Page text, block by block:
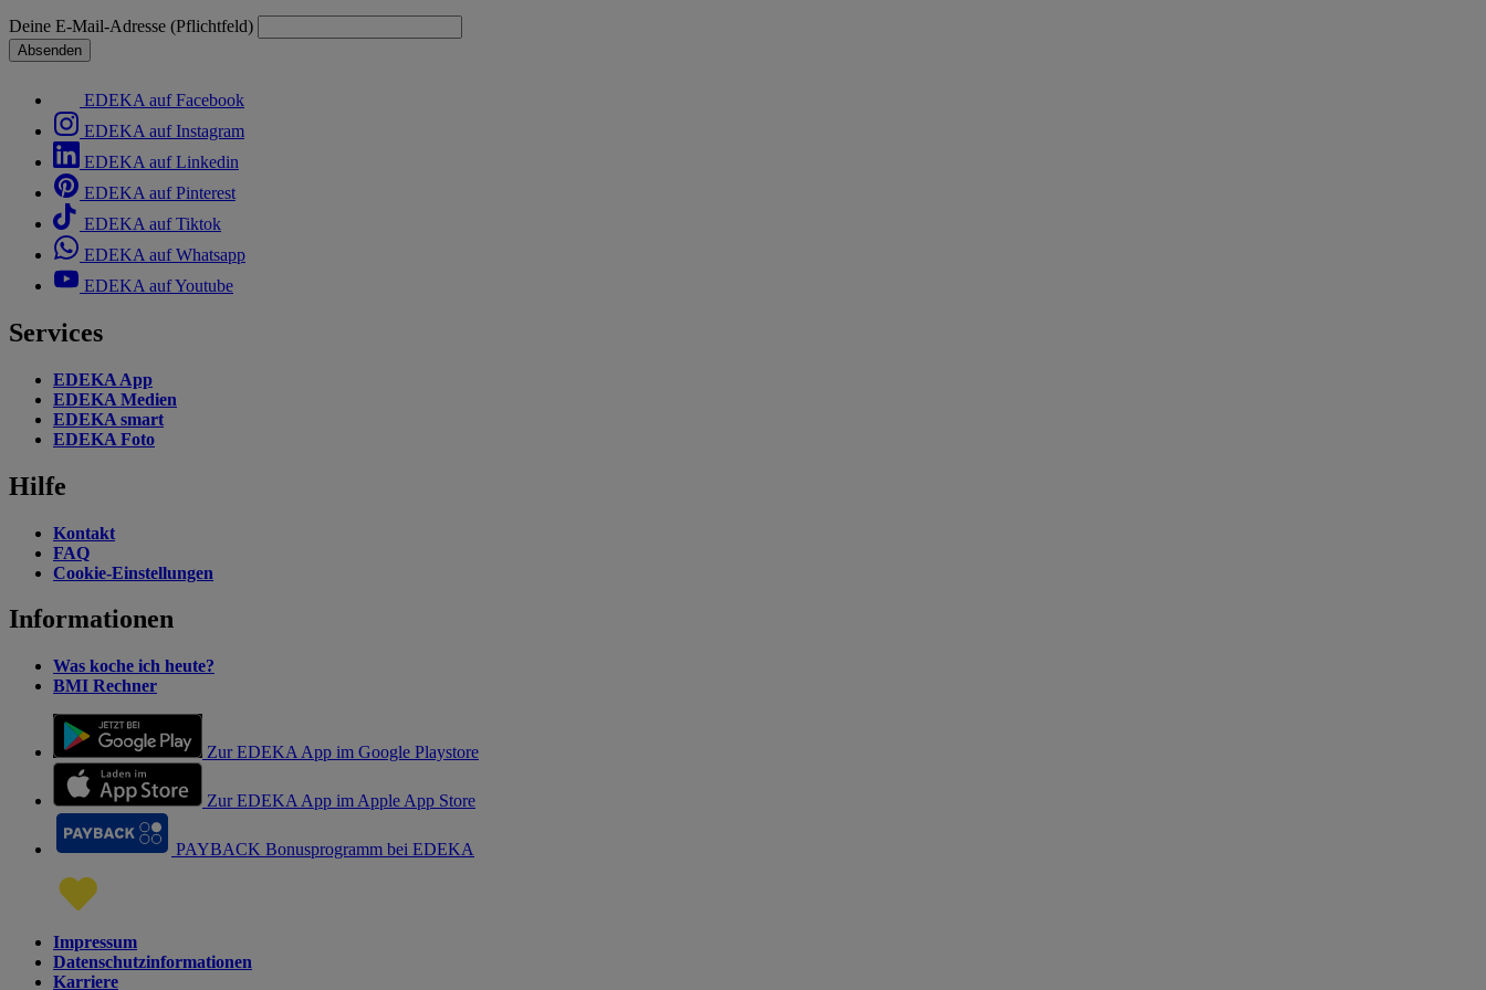
Deine E-Mail-Adresse (Pflichtfeld)
Absenden
EDEKA auf Facebook
EDEKA auf Instagram
EDEKA auf Linkedin
EDEKA auf Pinterest
EDEKA auf Tiktok
EDEKA auf Whatsapp
EDEKA auf Youtube
Services
EDEKA App
EDEKA Medien
EDEKA smart
EDEKA Foto
Hilfe
Kontakt
FAQ
Cookie-Einstellungen
Informationen
Was koche ich heute?
BMI Rechner
Zur EDEKA App im Google Playstore
Zur EDEKA App im Apple App Store
PAYBACK Bonusprogramm bei EDEKA
Impressum
Datenschutzinformationen
Karriere